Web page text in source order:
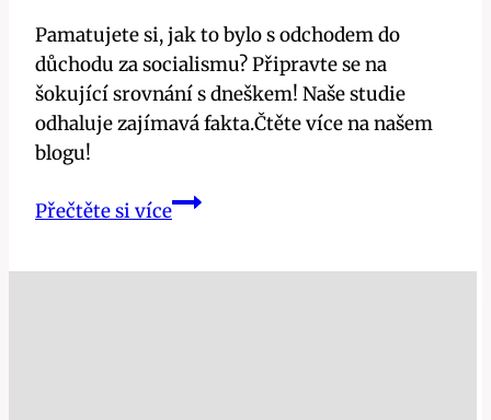
Pamatujete si, jak to bylo s odchodem do
důchodu za socialismu? Připravte se na
šokující srovnání s dneškem! Naše studie
odhaluje zajímavá fakta.Čtěte více na našem
blogu!
Přečtěte si víceKdy